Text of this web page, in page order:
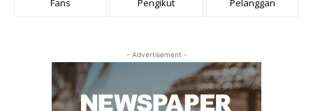
Fans Pengikut Pelanggan
- Advertisement -